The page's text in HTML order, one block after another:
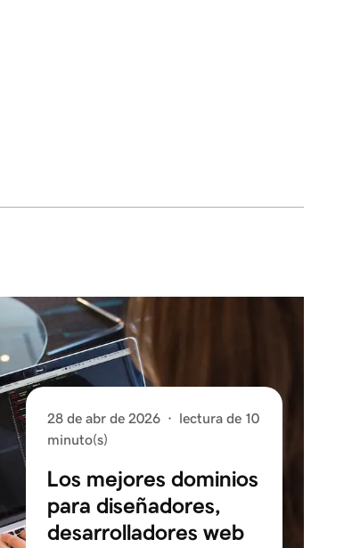
28 de abr de 2026 · lectura de 10
minuto(s)
Los mejores dominios
para diseñadores,
desarrolladores web